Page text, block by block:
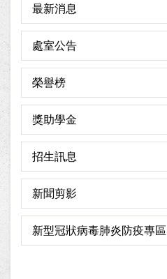
最新消息
處室公告
榮譽榜
獎助學金
招生訊息
新聞剪影
新型冠狀病毒肺炎防疫專區